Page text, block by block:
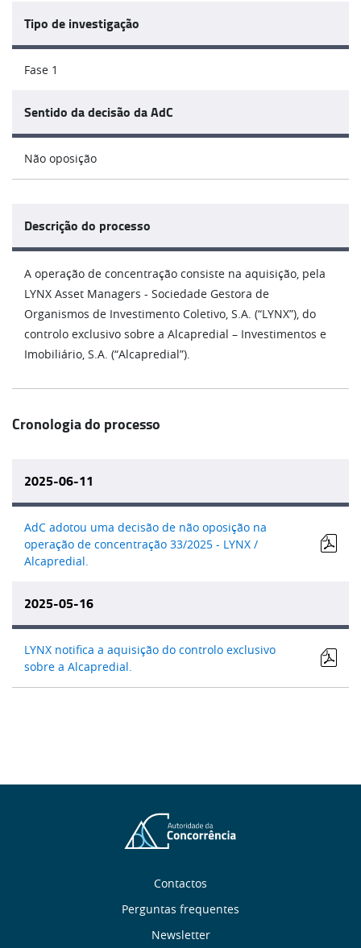
Tipo de investigação
Fase 1
Sentido da decisão da AdC
Não oposição
Descrição do processo
A operação de concentração consiste na aquisição, pela
LYNX Asset Managers - Sociedade Gestora de
Organismos de Investimento Coletivo, S.A. (“LYNX”), do
controlo exclusivo sobre a Alcapredial – Investimentos e
Imobiliário, S.A. (“Alcapredial”).
Cronologia do processo
2025-06-11
AdC adotou uma decisão de não oposição na
operação de concentração 33/2025 - LYNX /
Alcapredial.
2025-05-16
LYNX notifica a aquisição do controlo exclusivo
sobre a Alcapredial.
Contactos
Perguntas frequentes
Newsletter